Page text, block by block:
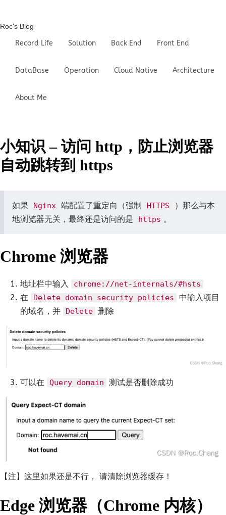
Roc's Blog
Record Life Solution Back End Front End
DataBase Operation Cloud Native Architecture
About Me
小知识 – 访问 http，防止浏览器
自动跳转到 https
如果 Nginx 端配置了重定向（强制 HTTPS
）那么与本
地浏览器无关，最终还是访问的是
https 。
Chrome 浏览器
地址栏中输入 chrome://net-internals/#hsts
在 Delete domain security policies
中输入项目
的域名，并
Delete 删除
可以在 Query domain 测试是否删除成功
【注】这里如果还是不行， 请清除浏览器缓存！
Edge 浏览器（Chrome 内核）